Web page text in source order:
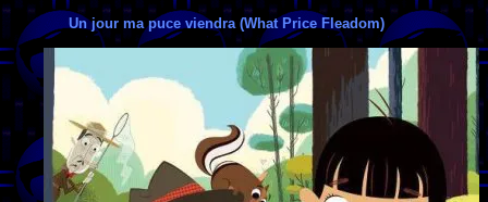
Un jour ma puce viendra (What Price Fleadom)